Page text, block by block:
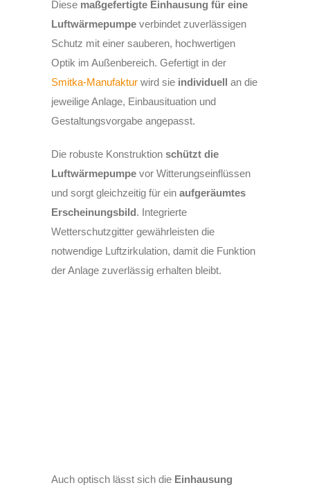
Diese maßgefertigte Einhausung für eine
Luftwärmepumpe verbindet zuverlässigen
Schutz mit einer sauberen, hochwertigen
Optik im Außenbereich. Gefertigt in der
Smitka-Manufaktur wird sie individuell an die
jeweilige Anlage, Einbausituation und
Gestaltungsvorgabe angepasst.
Die robuste Konstruktion schützt die
Luftwärmepumpe vor Witterungseinflüssen
und sorgt gleichzeitig für ein aufgeräumtes
Erscheinungsbild. Integrierte
Wetterschutzgitter gewährleisten die
notwendige Luftzirkulation, damit die Funktion
der Anlage zuverlässig erhalten bleibt.
Auch optisch lässt sich die Einhausung